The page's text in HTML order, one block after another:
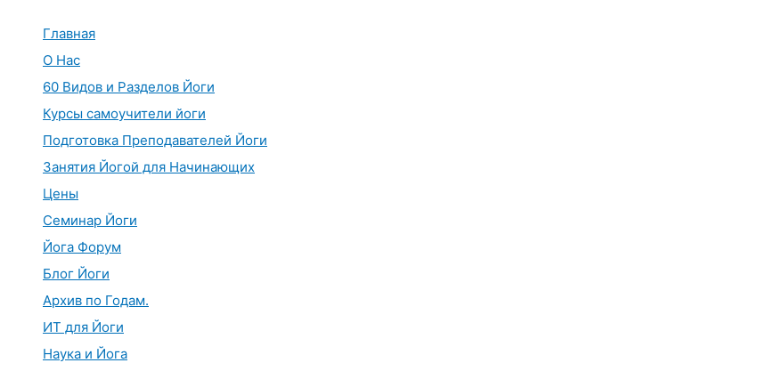
Главная
О Нас
60 Видов и Разделов Йоги
Курсы самоучители йоги
Подготовка Преподавателей Йоги
Занятия Йогой для Начинающих
Цены
Семинар Йоги
Йога Форум
Блог Йоги
Архив по Годам.
ИТ для Йоги
Наука и Йога